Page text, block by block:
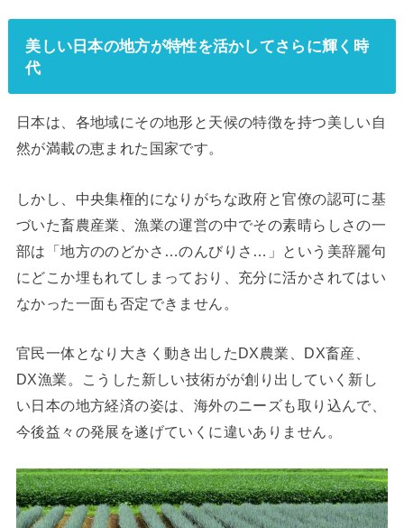
美しい日本の地方が特性を活かしてさらに輝く時
代
日本は、各地域にその地形と天候の特徴を持つ美しい自
然が満載の恵まれた国家です。
しかし、中央集権的になりがちな政府と官僚の認可に基
づいた畜農産業、漁業の運営の中でその素晴らしさの一
部は「地方ののどかさ…のんびりさ…」という美辞麗句
にどこか埋もれてしまっており、充分に活かされてはい
なかった一面も否定できません。
官民一体となり大きく動き出したDX農業、DX畜産、
DX漁業。こうした新しい技術がが創り出していく新し
い日本の地方経済の姿は、海外のニーズも取り込んで、
今後益々の発展を遂げていくに違いありません。